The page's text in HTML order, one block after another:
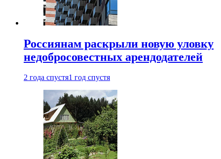
Россиянам раскрыли новую уловку
недобросовестных арендодателей
2 года спустя1 год спустя